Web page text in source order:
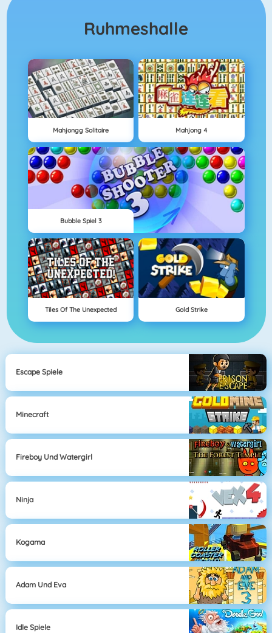
Ruhmeshalle
Mahjongg Solitaire Mahjong 4
Bubble Spiel 3
Tiles Of The Unexpected Gold Strike
Escape Spiele
Minecraft
Fireboy Und Watergirl
Ninja
Kogama
Adam Und Eva
Idle Spiele